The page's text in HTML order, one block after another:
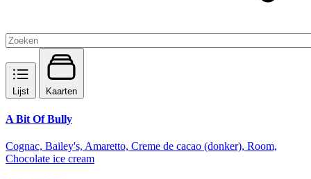
Lijst Kaarten
A Bit Of Bully
Cognac, Bailey's, Amaretto, Creme de cacao (donker), Room,
Chocolate ice cream